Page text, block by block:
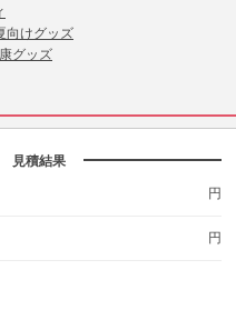
向けグッズ
グッズ
見積結果
円
円